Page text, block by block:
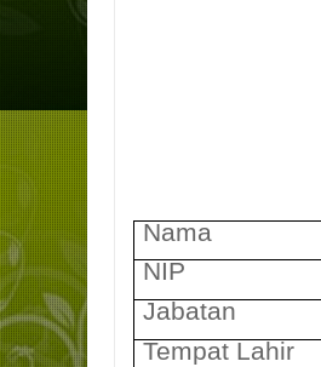
Nama
NIP
Jabatan
Tempat Lahir